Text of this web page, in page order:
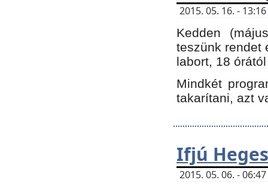
2015. 05. 16. -
Kedden
teszünk rendet
labort, 18
Mindkét
takarítani, azt
Ifjú
2015. 05. 06. -